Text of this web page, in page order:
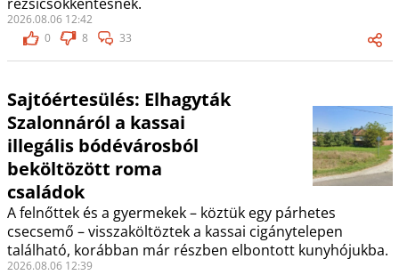
rezsicsökkentésnek.
2026.08.06 12:42
0
8 33
Sajtóértesülés: Elhagyták
Szalonnáról a kassai
illegális bódévárosból
beköltözött roma
családok
A felnőttek és a gyermekek – köztük egy párhetes
csecsemő – visszaköltöztek a kassai cigánytelepen
található, korábban már részben elbontott kunyhójukba.
2026.08.06 12:39